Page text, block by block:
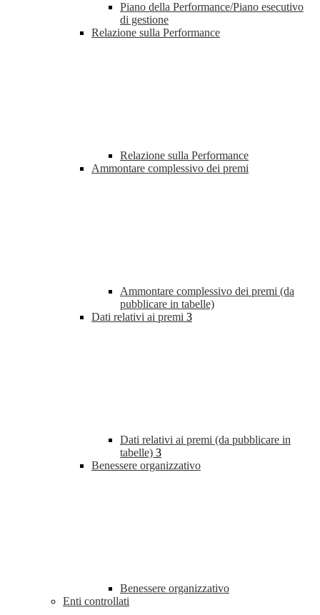
Piano della Performance/Piano esecutivo
di gestione
Relazione sulla Performance
Relazione sulla Performance
Ammontare complessivo dei premi
Ammontare complessivo dei premi (da
pubblicare in tabelle)
Dati relativi ai premi 3
Dati relativi ai premi (da pubblicare in
tabelle) 3
Benessere organizzativo
Benessere organizzativo
Enti controllati